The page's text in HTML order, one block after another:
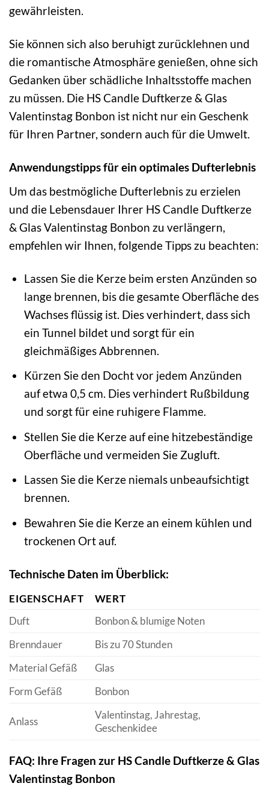
gewährleisten.
Sie können sich also beruhigt zurücklehnen und
die romantische Atmosphäre genießen, ohne sich
Gedanken über schädliche Inhaltsstoffe machen
zu müssen. Die HS Candle Duftkerze & Glas
Valentinstag Bonbon ist nicht nur ein Geschenk
für Ihren Partner, sondern auch für die Umwelt.
Anwendungstipps für ein optimales Dufterlebnis
Um das bestmögliche Dufterlebnis zu erzielen
und die Lebensdauer Ihrer HS Candle Duftkerze
& Glas Valentinstag Bonbon zu verlängern,
empfehlen wir Ihnen, folgende Tipps zu beachten:
Lassen Sie die Kerze beim ersten Anzünden so
lange brennen, bis die gesamte Oberfläche des
Wachses flüssig ist. Dies verhindert, dass sich
ein Tunnel bildet und sorgt für ein
gleichmäßiges Abbrennen.
Kürzen Sie den Docht vor jedem Anzünden
auf etwa 0,5 cm. Dies verhindert Rußbildung
und sorgt für eine ruhigere Flamme.
Stellen Sie die Kerze auf eine hitzebeständige
Oberfläche und vermeiden Sie Zugluft.
Lassen Sie die Kerze niemals unbeaufsichtigt
brennen.
Bewahren Sie die Kerze an einem kühlen und
trockenen Ort auf.
Technische Daten im Überblick:
EIGENSCHAFT
WERT
Duft
Bonbon & blumige Noten
Brenndauer
Bis zu 70 Stunden
Material Gefäß
Glas
Form Gefäß
Bonbon
Anlass
Valentinstag, Jahrestag,
Geschenkidee
FAQ: Ihre Fragen zur HS Candle Duftkerze & Glas
Valentinstag Bonbon